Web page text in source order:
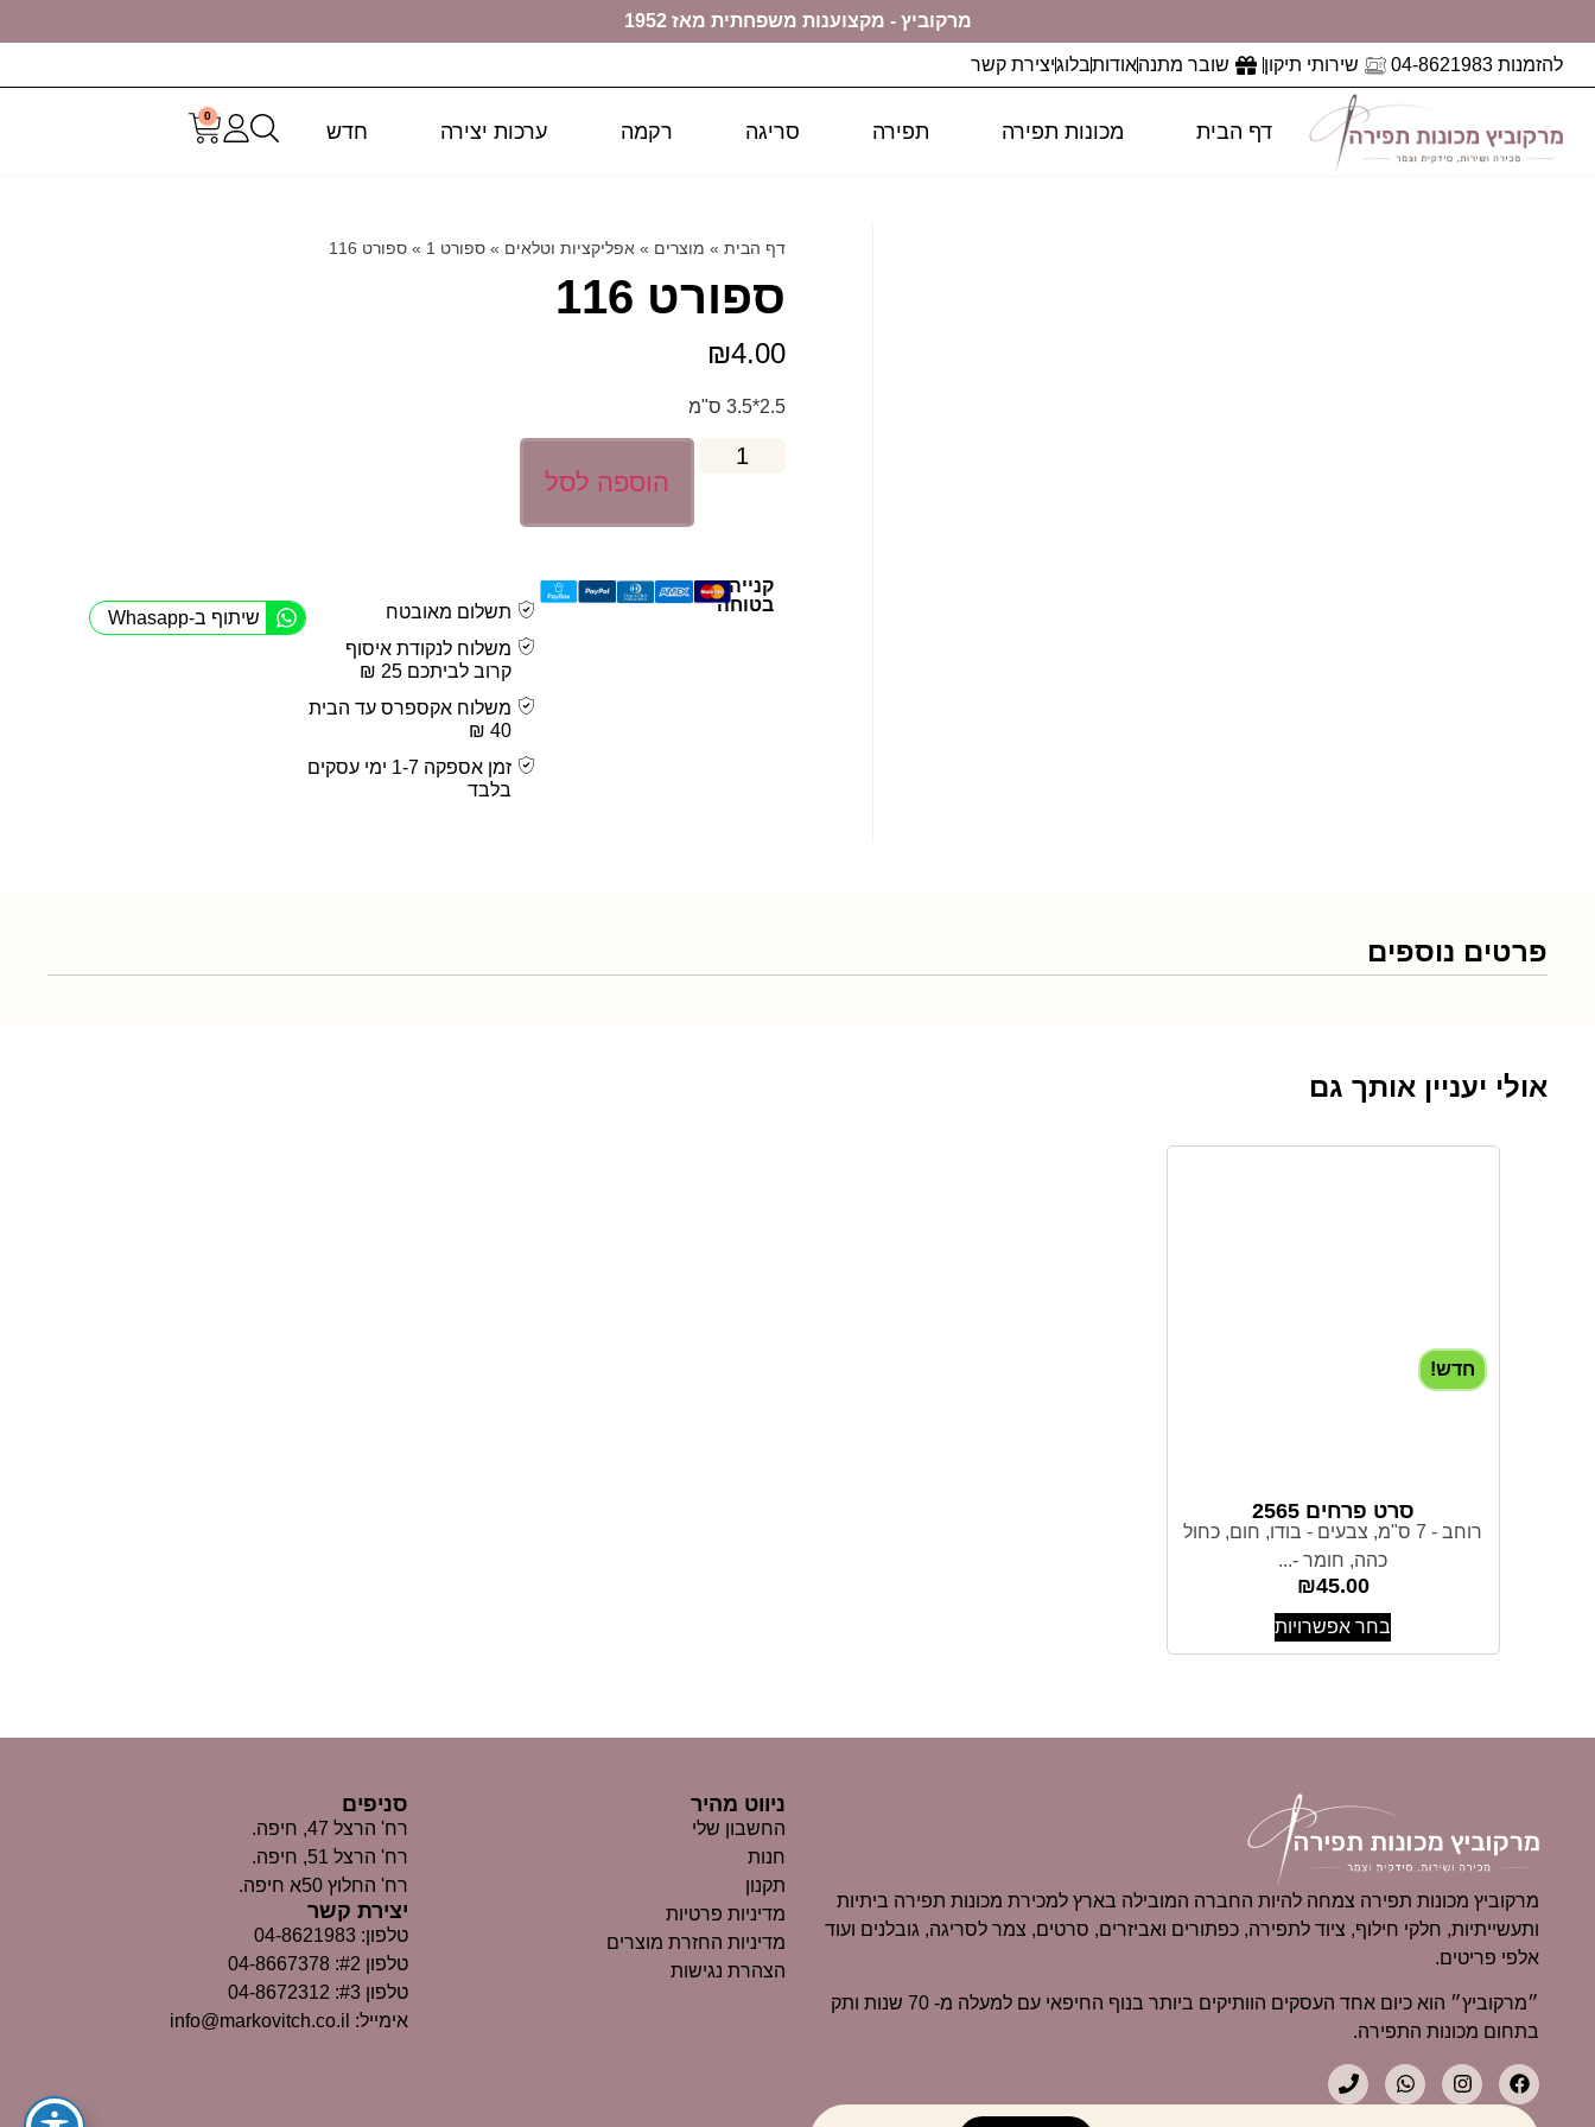
מרקוביץ - מקצוענות משפחתית מאז 1952
להזמנות 04-8621983 שירותי תיקון שובר מתנהאודותבלוגיצירת קשר
דף הבית מכונות תפירה תפירה סריגה רקמה ערכות יצירה חדש
0
דף הבית » מוצרים » אפליקציות וטלאים » ספורט 1 » ספורט 116
ספורט 116
₪4.00
2.5*3.5 ס"מ
הוספה לסל
קנייה
בטוחה
תשלום מאובטח
משלוח לנקודת איסוף
קרוב לביתכם 25 ₪
משלוח אקספרס עד הבית
40 ₪
זמן אספקה 1-7 ימי עסקים
בלבד
שיתוף ב-Whasapp
פרטים נוספים
אולי יעניין אותך גם
חדש!
סרט פרחים 2565
רוחב - 7 ס"מ, צבעים - בודו, חום, כחול
כהה, חומר -...
₪45.00
בחר אפשרויות
מרקוביץ מכונות תפירה צמחה להיות החברה המובילה בארץ למכירת מכונות תפירה ביתיות
ותעשייתיות, חלקי חילוף, ציוד לתפירה, כפתורים ואביזרים, סרטים, צמר לסריגה, גובלנים ועוד
אלפי פריטים.
״מרקוביץ״ הוא כיום אחד העסקים הוותיקים ביותר בנוף החיפאי עם למעלה מ- 70 שנות ותק
בתחום מכונות התפירה.
ניווט מהיר
החשבון שלי
חנות
תקנון
מדיניות פרטיות
מדיניות החזרת מוצרים
הצהרת נגישות
סניפים
רח' הרצל 47, חיפה.
רח' הרצל 51, חיפה.
רח' החלוץ 50א חיפה.
יצירת קשר
טלפון: 04-8621983
טלפון #2: 04-8667378
טלפון #3: 04-8672312
אימייל: info@markovitch.co.il